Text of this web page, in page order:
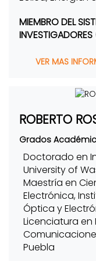
MIEMBRO DEL
VER MAS
ROBERTO
Grados
Doctorado en
University of
Maestría en
Electrónica,
Óptica y
Licenciatura en
Puebla